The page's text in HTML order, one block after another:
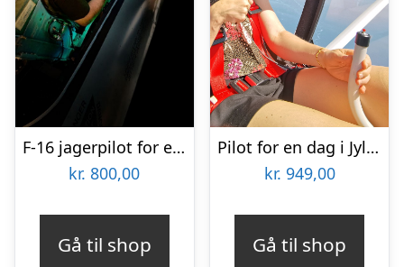
F-16 jagerpilot for en dag hos F-16 SIM
kr. 800,00
Gå til shop
Pilot for en dag i Jylland
kr. 949,00
Gå til shop